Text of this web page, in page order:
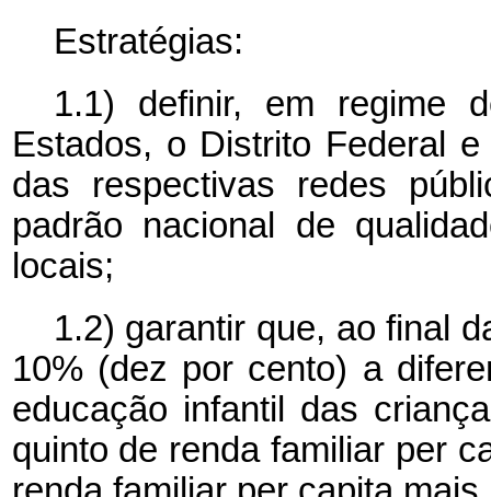
Estratégias:
1.1) definir, em regime
Estados, o Distrito Federal
das respectivas redes
padrão nacional de
locais;
1.2) garantir que, ao final
10% (dez por cento) a
educação infantil das
quinto de renda familiar per